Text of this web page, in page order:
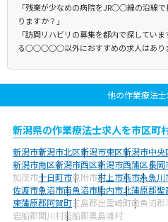
「残業が少なめの病院をJR○○線の沿線
りますか？」
「訪問リハビリの募集を都内で探してい
る○○○○○以外におすすめの求人はあり
他の作業療法
新潟県の作業療法士求人を市区町
新潟市新潟市北区新潟市東区新潟市中央
新潟市南区新潟市西区新潟市西蒲区長岡
加茂市十日町市見附市村上市燕市糸魚川
佐渡市魚沼市南魚沼市胎内市北蒲原郡聖
東蒲原郡阿賀町三島郡出雲崎町南魚沼郡
岩船郡関川村岩船郡粟島浦村